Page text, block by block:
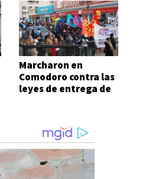
Marcharon en
Comodoro contra las
leyes de entrega de